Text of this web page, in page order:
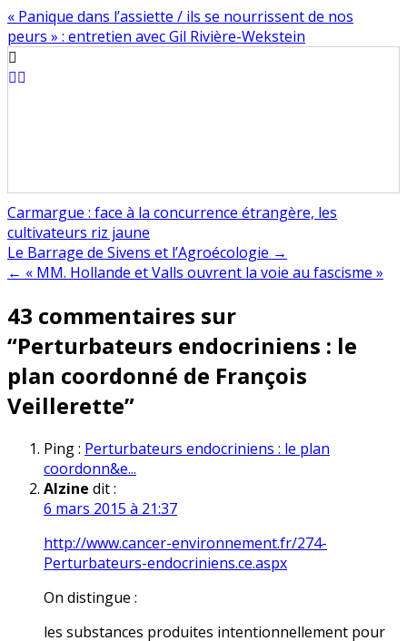
« Panique dans l’assiette / ils se nourrissent de nos
peurs » : entretien avec Gil Rivière-Wekstein
Carmargue : face à la concurrence étrangère, les
cultivateurs riz jaune
Navigation
de
l’article
Le Barrage de Sivens et l’Agroécologie →
← « MM. Hollande et Valls ouvrent la voie au fascisme »
43 commentaires sur
“Perturbateurs endocriniens : le
plan coordonné de François
Veillerette”
Ping : Perturbateurs endocriniens : le plan
coordonn&e...
Alzine dit :
6 mars 2015 à 21:37
http://www.cancer-environnement.fr/274-
Perturbateurs-endocriniens.ce.aspx
On distingue :
les substances produites intentionnellement pour